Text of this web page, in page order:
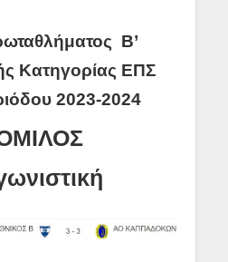
Β’
Κατηγορίας ΕΠΣ
2023-2024